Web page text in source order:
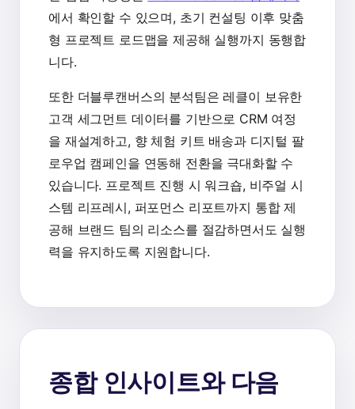
에서 확인할 수 있으며, 초기 컨설팅 이후 맞춤
형 프로젝트 로드맵을 제공해 실행까지 동행합
니다.
또한 더블루캔버스의 분석팀은 레클이 보유한
고객 세그먼트 데이터를 기반으로 CRM 여정
을 재설계하고, 향 체험 키트 배송과 디지털 팔
로우업 캠페인을 연동해 전환을 극대화할 수
있습니다. 프로젝트 진행 시 워크숍, 비주얼 시
스템 리프레시, 퍼포먼스 리포트까지 통합 제
공해 브랜드 팀의 리소스를 절감하면서도 실행
력을 유지하도록 지원합니다.
종합 인사이트와 다음